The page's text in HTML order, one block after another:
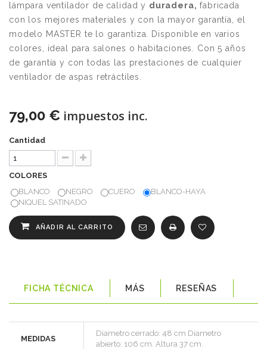
lámpara ventilador de calidad y duradera, fabricada
con los mejores materiales y con la mayor garantía, el
modelo MASTER te lo garantiza. Disponible en varios
colores, ideal para salones o habitaciones. Con 5 años
de garantía y con todas las prestaciones de cualquier
ventilador de aspas retráctiles.
79,00 € impuestos inc.
Cantidad
COLORES
BLANCO
NEGRO CUERO
BLANCO-HAYA
NIQUEL SATINADO
AÑADIR AL CARRITO
FICHA TÉCNICA MÁS RESEÑAS
MEDIDAS
Diametro cerrado: 48 cm Diametro
abierto: 106 cm. Altura 37 cm.